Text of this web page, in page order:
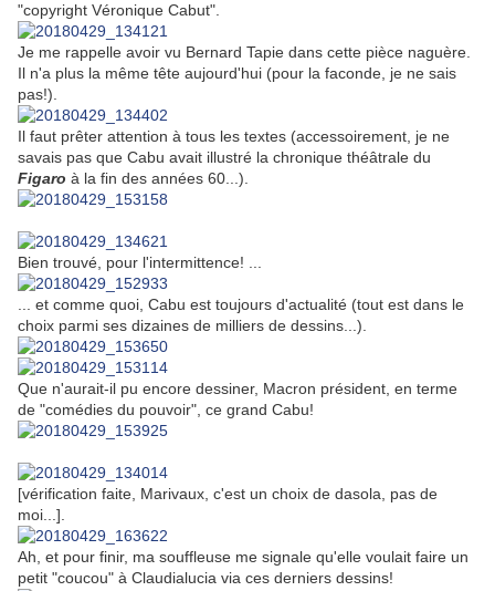
"copyright Véronique Cabut".
Je me rappelle avoir vu Bernard Tapie dans cette pièce naguère.
Il n'a plus la même tête aujourd'hui (pour la faconde, je ne sais
pas!).
Il faut prêter attention à tous les textes (accessoirement, je ne
savais pas que Cabu avait illustré la chronique théâtrale du
Figaro à la fin des années 60...).
Bien trouvé, pour l'intermittence! ...
... et comme quoi, Cabu est toujours d'actualité (tout est dans le
choix parmi ses dizaines de milliers de dessins...).
Que n'aurait-il pu encore dessiner, Macron président, en terme
de "comédies du pouvoir", ce grand Cabu!
[vérification faite, Marivaux, c'est un choix de dasola, pas de
moi...].
Ah, et pour finir, ma souffleuse me signale qu'elle voulait faire un
petit "coucou" à Claudialucia via ces derniers dessins!